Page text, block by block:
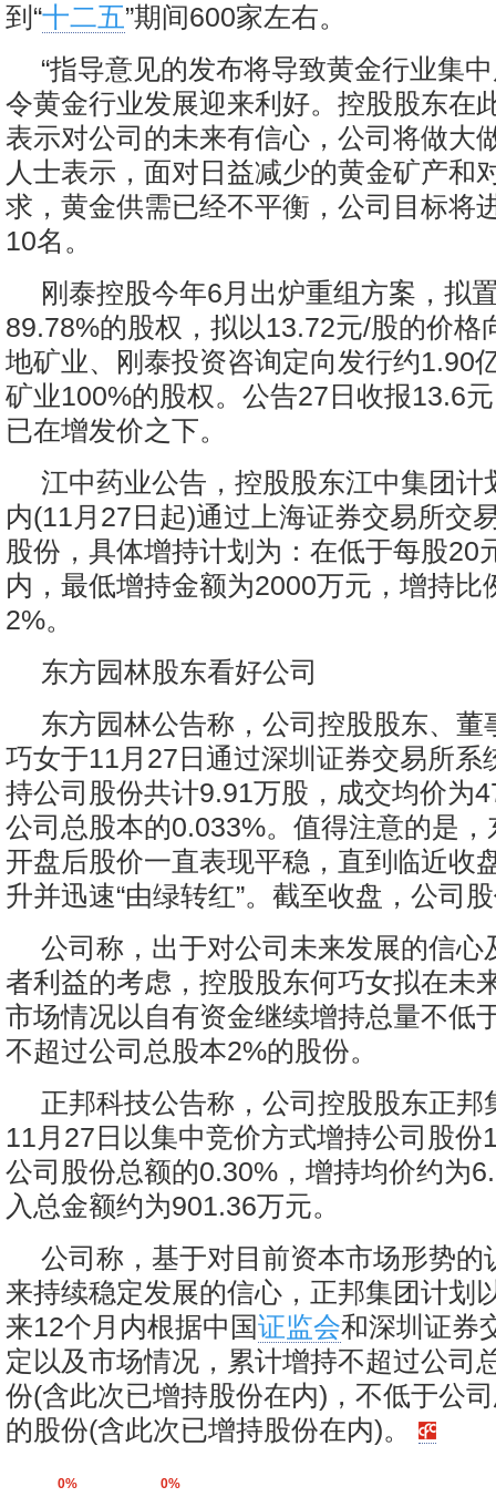
到“十二五”期间600家左右。
“指导意见的发布将导致黄金行业集
令黄金行业发展迎来利好。控股股东在
表示对公司的未来有信心，公司将做大
人士表示，面对日益减少的黄金矿产和
求，黄金供需已经不平衡，公司目标将
10名。
刚泰控股今年6月出炉重组方案，拟
89.78%的股权，拟以13.72元/股的价格
地矿业、刚泰投资咨询定向发行约1.90
矿业100%的股权。公告27日收报13.6
已在增发价之下。
江中药业公告，控股股东江中集团计
内(11月27日起)通过上海证券交易所交
股份，具体增持计划为：在低于每股20
内，最低增持金额为2000万元，增持比
2%。
东方园林股东看好公司
东方园林公告称，公司控股股东、董
巧女于11月27日通过深圳证券交易所系
持公司股份共计9.91万股，成交均价为
公司总股本的0.033%。值得注意的是
开盘后股价一直表现平稳，直到临近收
升并迅速“由绿转红”。截至收盘，公司
公司称，出于对公司未来发展的信心
者利益的考虑，控股股东何巧女拟在未
市场情况以自有资金继续增持总量不低
不超过公司总股本2%的股份。
正邦科技公告称，公司控股股东正邦
11月27日以集中竞价方式增持公司股份
公司股份总额的0.30%，增持均价约为
入总金额约为901.36万元。
公司称，基于对目前资本市场形势的
来持续稳定发展的信心，正邦集团计划
来12个月内根据中国证监会和深圳证券
定以及市场情况，累计增持不超过公司
份(含此次已增持股份在内)，不低于公
的股份(含此次已增持股份在内)。
0% 0%